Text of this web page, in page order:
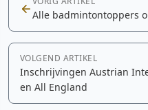
Alle badmintontoppers
VOLGEND ARTIKEL
Inschrijvingen Austrian
en All England